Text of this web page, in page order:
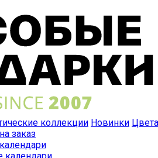
коллекции Новинки Цвета
заказ